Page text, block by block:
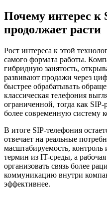
Почему интерес к
продолжает расти
Рост интереса к этой
самого формата работы.
гибридную занятость,
развивают продажи через
быстрее обрабатывать
классическая телефония
ограниченной, тогда как
более современную систему
В итоге SIP-телефония
отвечает на реальные
масштабируемость,
термин из IT-среды, а
организовать связь более
коммуникацию внутри
эффективнее.